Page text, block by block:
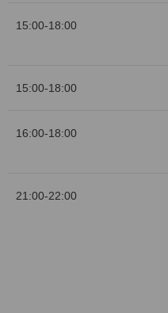
15:00-18:00
15:00-18:00
16:00-18:00
21:00-22:00